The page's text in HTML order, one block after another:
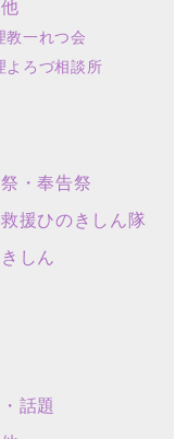
教一れつ会
よろづ相談所
・奉告祭
援ひのきしん隊
しん
話題